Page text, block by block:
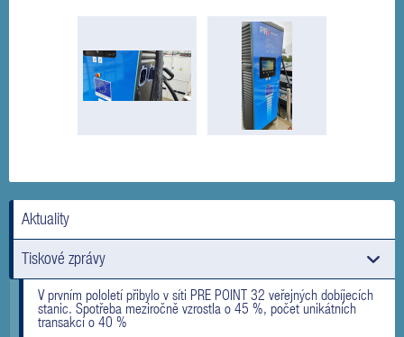
Aktuality
Tiskové zprávy
V prvním pololetí přibylo v síti PRE POINT 32 veřejných dobíjecích
stanic. Spotřeba meziročně vzrostla o 45 %, počet unikátních
transakcí o 40 %